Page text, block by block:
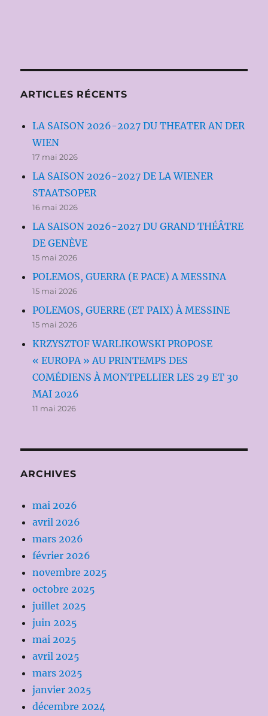
ARTICLES RÉCENTS
LA SAISON 2026-2027 DU THEATER AN DER
WIEN
17 mai 2026
LA SAISON 2026-2027 DE LA WIENER
STAATSOPER
16 mai 2026
LA SAISON 2026-2027 DU GRAND THÉÂTRE
DE GENÈVE
15 mai 2026
POLEMOS, GUERRA (E PACE) A MESSINA
15 mai 2026
POLEMOS, GUERRE (ET PAIX) À MESSINE
15 mai 2026
KRZYSZTOF WARLIKOWSKI PROPOSE
« EUROPA » AU PRINTEMPS DES
COMÉDIENS À MONTPELLIER LES 29 ET 30
MAI 2026
11 mai 2026
ARCHIVES
mai 2026
avril 2026
mars 2026
février 2026
novembre 2025
octobre 2025
juillet 2025
juin 2025
mai 2025
avril 2025
mars 2025
janvier 2025
décembre 2024